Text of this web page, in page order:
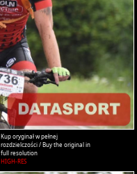
Kup oryginał w pełnej
rozdzielczości / Buy the original in
full resolution
HIGH-RES